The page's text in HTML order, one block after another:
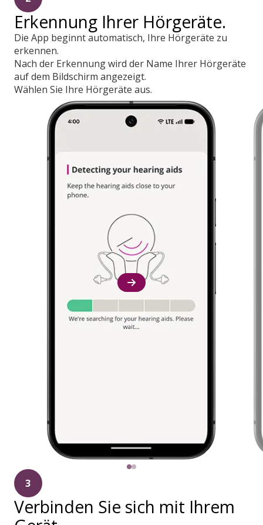
Erkennung Ihrer Hörgeräte.
Die App beginnt automatisch, Ihre Hörgeräte zu
erkennen.
Nach der Erkennung wird der Name Ihrer Hörgeräte
auf dem Bildschirm angezeigt.
Wählen Sie Ihre Hörgeräte aus.
3
Verbinden Sie sich mit Ihrem